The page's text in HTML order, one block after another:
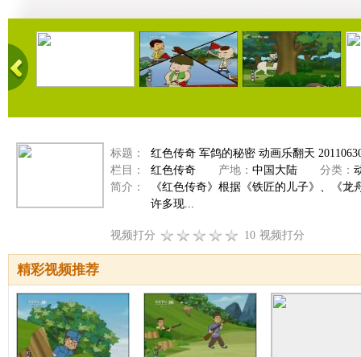
06:30 06:28 11:23
标题：
红色传奇 军鸽的秘密 动画乐翻天
栏目：
红色传奇 产地： 中国大陆 分类：
简介：
《红色传奇》根据《铁匠的儿子》、《
许多现...
视频打分 10 视频打分
精彩视频推荐